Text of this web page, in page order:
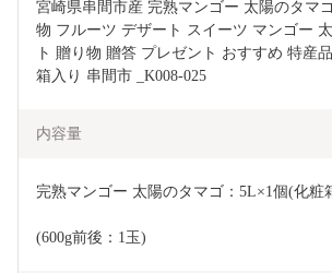
宮崎県串間市産 完熟マンゴー 太陽のタマ
物 フルーツ デザート スイーツ マンゴー
ト 贈り物 贈答 プレゼント おすすめ 特産
箱入り 串間市 _K008-025
内容量
完熟マンゴー 太陽のタマゴ：5L×1個(化粧
(600g前後：1玉)